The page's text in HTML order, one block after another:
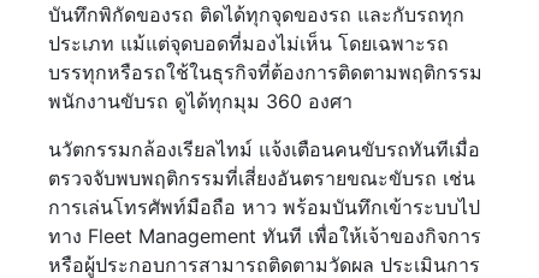
บันทึกพิกัดของรถ ติดได้ทุกจุดของรถ และกับรถทุก
ประเภท แม้แต่จุดบอดที่มองไม่เห็น โดยเฉพาะรถ
บรรทุกหรือรถใช้ในธุรกิจที่ต้องการติดตามพฤติกรรม
พนักงานขับรถ ดูได้ทุกมุม 360 องศา
นวัตกรรมกล้องเรียลไทม์ แจ้งเตือนคนขับรถทันทีเมื่อ
ตรวจจับพบพฤติกรรมที่เสี่ยงอันตรายขณะขับรถ เช่น
การเล่นโทรศัพท์มือถือ หาว พร้อมบันทึกเข้าระบบไป
ทาง Fleet Management ทันที เพื่อให้เจ้าของกิจการ
หรือผู้ประกอบการสามารถติดตามวัดผล ประเมินการ